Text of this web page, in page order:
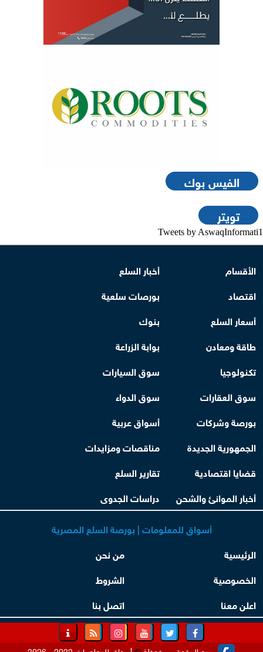
الفيس بوك
تويتر
Tweets by AswaqInformati1
الأقسام
أخبار السلع
اقتصاد
بورصات سلعية
أسعار السلع
بنوك
طاقة ومعادن
بوابة الزراعة
تكنولوجيا
سوق السيارات
سوق العقارات
سوق الدواء
بورصة وشركات
أسواق عربية
الجمهورية الجديدة
مناقصات ومزايدات
قضايا اقتصادية
تقارير السلع
أخبار الموانئ والشحن
دراسات الجدوى
أسواق للمعلومات | بورصة السلع المصرية
الرئيسية
من نحن
الخصوصية
الشروط
اعلن معنا
اتصل بنا